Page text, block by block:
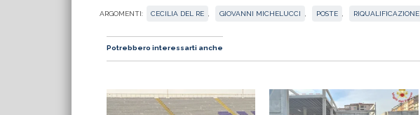
ARGOMENTI: CECILIA DEL RE GIOVANNI MICHELUCCI POSTE RIQUALIFICAZIONE
Potrebbero interessarti anche